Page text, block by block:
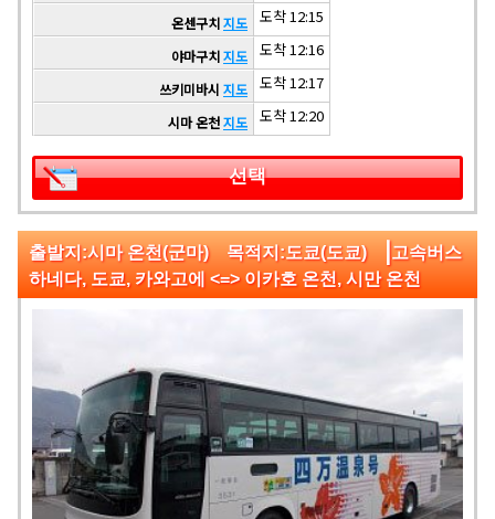
온센구치지도 도착 12:15
야마구치지도 도착 12:16
쓰키미바시 지도 도착 12:17
시마 온천지도 도착 12:20
선택
출발지:시마 온천(군마) 목적지:도쿄(도쿄) |고속버스
하네다, 도쿄, 카와고에 <=> 이카호 온천, 시만 온천